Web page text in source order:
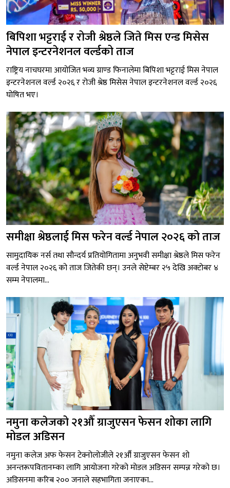
बिपिशा भट्टराई र रोजी श्रेष्ठले जिते मिस एन्ड मिसेस
नेपाल इन्टरनेशनल वर्ल्डको ताज
राष्ट्रिय नाचघरमा आयोजित भव्य ग्राण्ड फिनालेमा बिपिशा भट्टराई मिस नेपाल
इन्टरनेशनल वर्ल्ड २०२६ र रोजी श्रेष्ठ मिसेस नेपाल इन्टरनेशनल वर्ल्ड २०२६
घोषित भए।
समीक्षा श्रेष्ठलाई मिस फरेन वर्ल्ड नेपाल २०२६ को ताज
सामुदायिक नर्स तथा सौन्दर्य प्रतियोगितामा अनुभवी समीक्षा श्रेष्ठले मिस फरेन
वर्ल्ड नेपाल २०२६ को ताज जितेकी छन्। उनले सेप्टेम्बर २५ देखि अक्टोबर ४
सम्म नेपालमा...
नमुना कलेजको २१औँ ग्राजुएसन फेसन शोका लागि
मोडल अडिसन
नमुना कलेज अफ फेसन टेक्नोलोजीले २१औँ ग्राजुएसन फेसन शो
अनन्तरूपवितानम्का लागि आयोजना गरेको मोडल अडिसन सम्पन्न गरेको छ।
अडिसनमा करिब २०० जनाले सहभागिता जनाएका...